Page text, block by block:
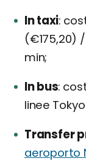
In taxi
(€175,20)
min;
In bus
linee
Transfer
aeroporto